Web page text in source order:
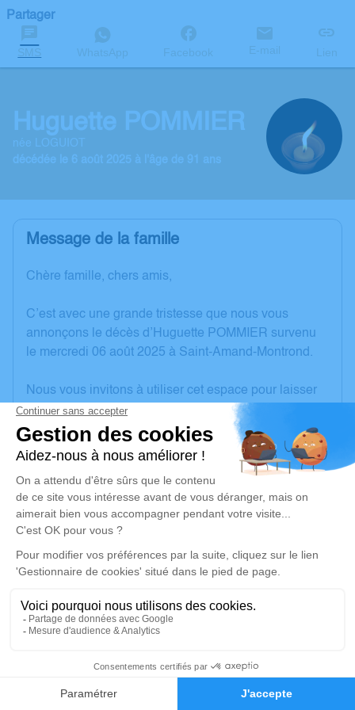
Faire-part Hommages
Partager
SMS WhatsApp Facebook E-mail Lien
Huguette POMMIER
née LOGUIOT
décédée le 6 août 2025 à l'âge de 91 ans
Message de la famille
Chère famille, chers amis,
C’est avec une grande tristesse que nous vous
annonçons le décès d’Huguette POMMIER survenu
le mercredi 06 août 2025 à Saint-Amand-Montrond.
Nous vous invitons à utiliser cet espace pour laisser
vos condoléances, partager des photos souvenirs,
une anecdote ou exprimer vos pensées à travers des
poèmes ou des textes. Cet endroit est un lieu
d'expression dédié à honorer la mémoire d’Huguette
POMMIER.
Un service de plantation d’arbre hommage est
disponible ici.
Je rends hommage
Cérémonie religieuse
Église d'Arcomps
18200 Arcomps